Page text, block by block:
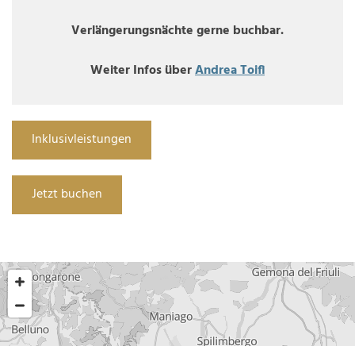
Verlängerungsnächte gerne buchbar.
Weiter Infos überAndrea Toifl
Inklusivleistungen
Jetzt buchen